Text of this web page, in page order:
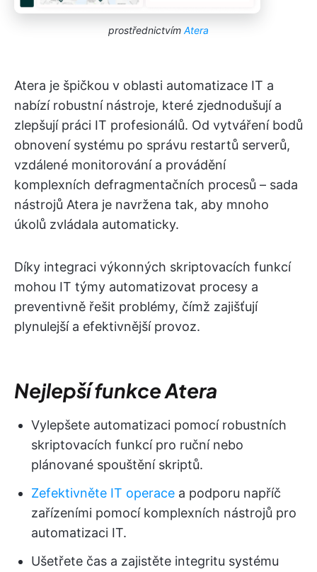
prostřednictvím Atera
Atera je špičkou v oblasti automatizace IT a
nabízí robustní nástroje, které zjednodušují a
zlepšují práci IT profesionálů. Od vytváření bodů
obnovení systému po správu restartů serverů,
vzdálené monitorování a provádění
komplexních defragmentačních procesů – sada
nástrojů Atera je navržena tak, aby mnoho
úkolů zvládala automaticky.
Díky integraci výkonných skriptovacích funkcí
mohou IT týmy automatizovat procesy a
preventivně řešit problémy, čímž zajišťují
plynulejší a efektivnější provoz.
Nejlepší funkce Atera
Vylepšete automatizaci pomocí robustních
skriptovacích funkcí pro ruční nebo
plánované spouštění skriptů.
Zefektivněte IT operace a podporu napříč
zařízeními pomocí komplexních nástrojů pro
automatizaci IT.
Ušetřete čas a zajistěte integritu systému